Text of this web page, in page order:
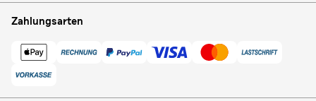
Zahlungsarten